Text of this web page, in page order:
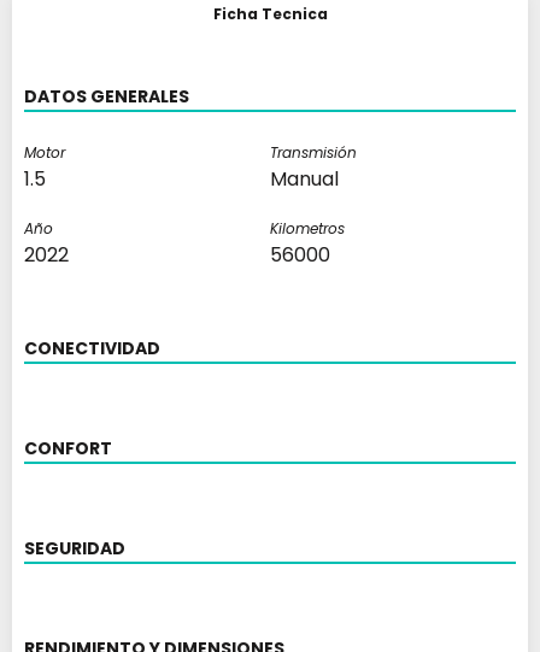
Ficha Tecnica
DATOS GENERALES
Motor
1.5
Transmisión
Manual
Año
2022
Kilometros
56000
CONECTIVIDAD
CONFORT
SEGURIDAD